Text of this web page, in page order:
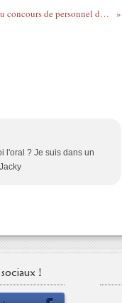
Réflexion autour du concours de personnel de direction
l'oral ? Je suis dans un
!